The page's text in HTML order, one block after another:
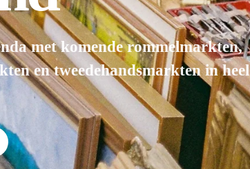
met komende rommelmarkten,
en tweedehandsmarkten in heel